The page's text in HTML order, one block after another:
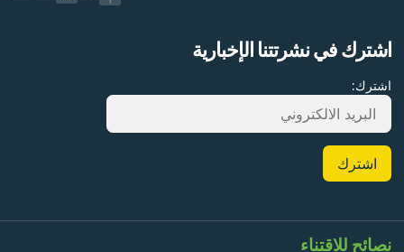
اشترك في نشرتتنا الإخبارية
اشترك:
نصائح للاقتناء